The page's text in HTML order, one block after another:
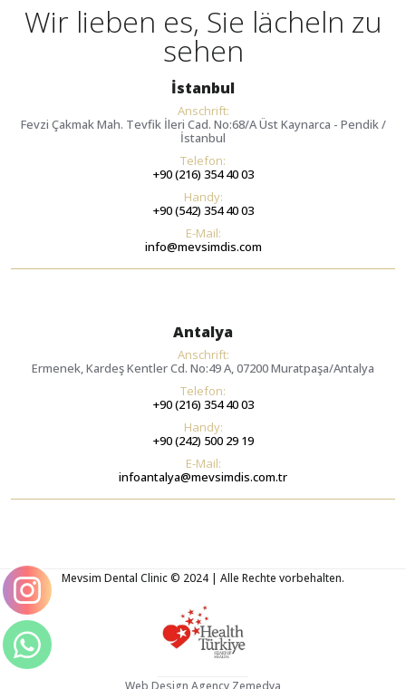
Wir lieben es, Sie lächeln zu
sehen
İstanbul
Anschrift:
Fevzi Çakmak Mah. Tevfik İleri Cad. No:68/A Üst Kaynarca - Pendik /
İstanbul
Telefon:
+90 (216) 354 40 03
Handy:
+90 (542) 354 40 03
E-Mail:
info@mevsimdis.com
Antalya
Anschrift:
Ermenek, Kardeş Kentler Cd. No:49 A, 07200 Muratpaşa/Antalya
Telefon:
+90 (216) 354 40 03
Handy:
+90 (242) 500 29 19
E-Mail:
infoantalya@mevsimdis.com.tr
Mevsim Dental Clinic © 2024 | Alle Rechte vorbehalten.
Web Design Agency Zemedya